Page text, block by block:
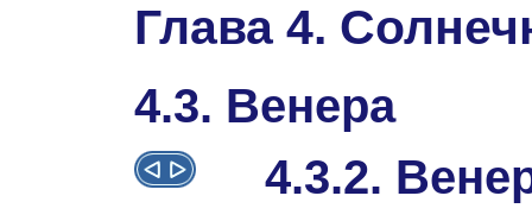
Глава 4.
4.3. Венера
4.3.2.